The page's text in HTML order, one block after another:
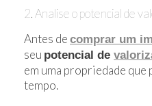
2. Analise o potencial de
Antes de comprar um
seu potencial de
em uma propriedade que
tempo.